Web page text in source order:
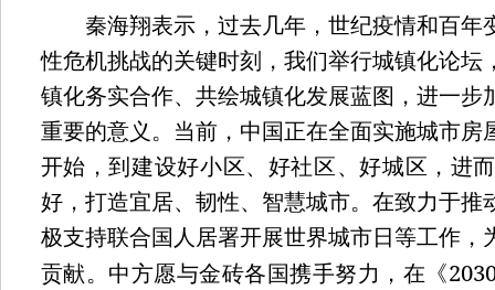
秦海翔表示，过去几年，世纪疫情和百年
性危机挑战的关键时刻，我们举行城镇化论坛
镇化务实合作、共绘城镇化发展蓝图，进一步
重要的意义。当前，中国正在全面实施城市房
开始，到建设好小区、好社区、好城区，进
好，打造宜居、韧性、智慧城市。在致力于推
极支持联合国人居署开展世界城市日等工作，
贡献。中方愿与金砖各国携手努力，在《